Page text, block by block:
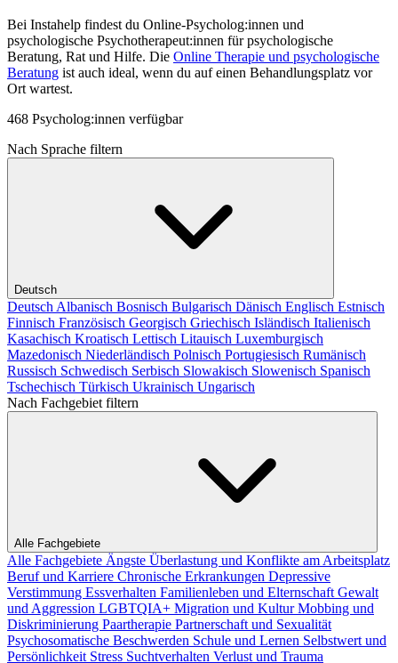
Bei Instahelp findest du Online-Psycholog:innen und
psychologische Psychotherapeut:innen für psychologische
Beratung, Rat und Hilfe. Die Online Therapie und psychologische
Beratung ist auch ideal, wenn du auf einen Behandlungsplatz vor
Ort wartest.
468 Psycholog:innen verfügbar
Nach Sprache filtern
Deutsch
Deutsch Albanisch Bosnisch Bulgarisch Dänisch Englisch Estnisch
Finnisch Französisch Georgisch Griechisch Isländisch Italienisch
Kasachisch Kroatisch Lettisch Litauisch Luxemburgisch
Mazedonisch Niederländisch Polnisch Portugiesisch Rumänisch
Russisch Schwedisch Serbisch Slowakisch Slowenisch Spanisch
Tschechisch Türkisch Ukrainisch Ungarisch
Nach Fachgebiet filtern
Alle Fachgebiete
Alle Fachgebiete Ängste Überlastung und Konflikte am Arbeitsplatz
Beruf und Karriere Chronische Erkrankungen Depressive
Verstimmung Essverhalten Familienleben und Elternschaft Gewalt
und Aggression LGBTQIA+ Migration und KulturMobbing und
Diskriminierung Paartherapie Partnerschaft und Sexualität
Psychosomatische Beschwerden Schule und Lernen Selbstwert und
Persönlichkeit Stress Suchtverhalten Verlust und Trauma